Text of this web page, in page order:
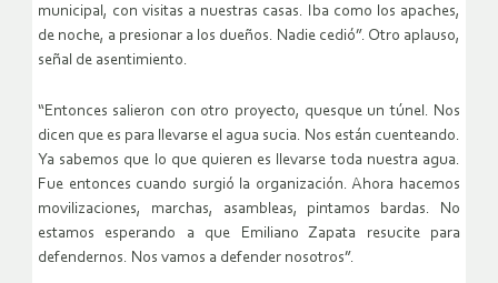
municipal, con visitas a nuestras casas. Iba como los apaches,
de noche, a presionar a los dueños. Nadie cedió”. Otro aplauso,
señal de asentimiento.
“Entonces salieron con otro proyecto, quesque un túnel. Nos
dicen que es para llevarse el agua sucia. Nos están cuenteando.
Ya sabemos que lo que quieren es llevarse toda nuestra agua.
Fue entonces cuando surgió la organización. Ahora hacemos
movilizaciones, marchas, asambleas, pintamos bardas. No
estamos esperando a que Emiliano Zapata resucite para
defendernos. Nos vamos a defender nosotros”.